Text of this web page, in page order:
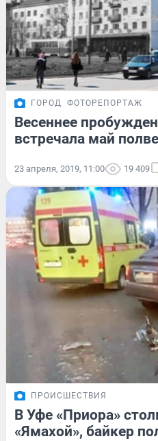
ГОРОД ФОТОРЕПОРТАЖ
Весеннее
встречала май
23 апреля, 2019, 11:00 19 409
ПРОИСШЕСТВИЯ
В Уфе «Приора»
«Ямахой», байкер